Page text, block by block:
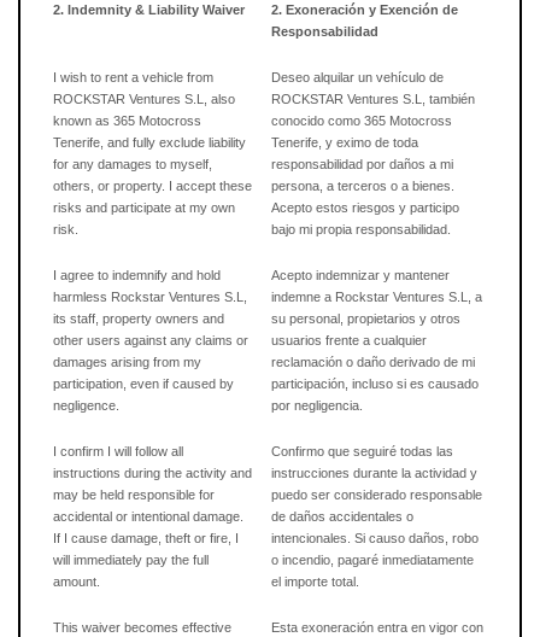
2. Indemnity & Liability Waiver
2. Exoneración y Exención de
Responsabilidad
I wish to rent a vehicle from
ROCKSTAR Ventures S.L, also
known as 365 Motocross
Tenerife, and fully exclude liability
for any damages to myself,
others, or property. I accept these
risks and participate at my own
risk.
I agree to indemnify and hold
harmless Rockstar Ventures S.L,
its staff, property owners and
other users against any claims or
damages arising from my
participation, even if caused by
negligence.
I confirm I will follow all
instructions during the activity and
may be held responsible for
accidental or intentional damage.
If I cause damage, theft or fire, I
will immediately pay the full
amount.
This waiver becomes effective
Deseo alquilar un vehículo de
ROCKSTAR Ventures S.L, también
conocido como 365 Motocross
Tenerife, y eximo de toda
responsabilidad por daños a mi
persona, a terceros o a bienes.
Acepto estos riesgos y participo
bajo mi propia responsabilidad.
Acepto indemnizar y mantener
indemne a Rockstar Ventures S.L, a
su personal, propietarios y otros
usuarios frente a cualquier
reclamación o daño derivado de mi
participación, incluso si es causado
por negligencia.
Confirmo que seguiré todas las
instrucciones durante la actividad y
puedo ser considerado responsable
de daños accidentales o
intencionales. Si causo daños, robo
o incendio, pagaré inmediatamente
el importe total.
Esta exoneración entra en vigor con